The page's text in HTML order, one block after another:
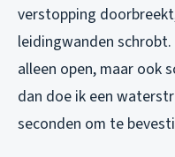
verstopping
leidingwanden
alleen open, maar ook
dan doe ik een
seconden om te